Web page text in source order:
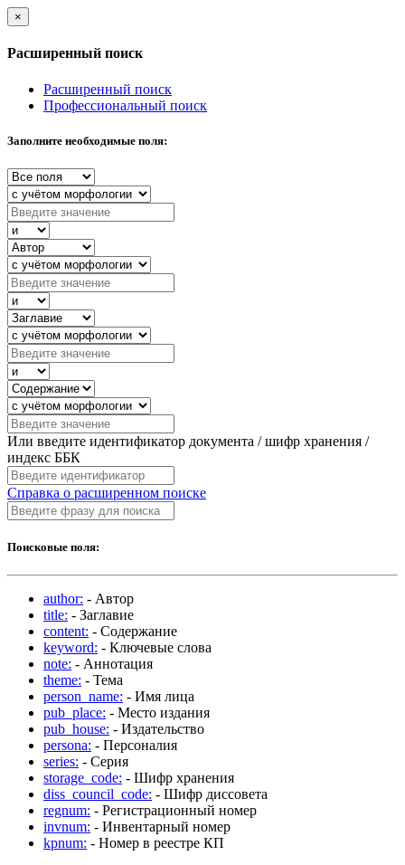
×
Расширенный поиск
Расширенный поиск
Профессиональный поиск
Заполните необходимые поля:
Или введите идентификатор документа / шифр хранения /
индекс ББК
Справка о расширенном поиске
Поисковые поля:
author: - Автор
title: - Заглавие
content: - Содержание
keyword: - Ключевые слова
note: - Аннотация
theme: - Тема
person_name: - Имя лица
pub_place: - Место издания
pub_house: - Издательство
persona: - Персоналия
series: - Серия
storage_code: - Шифр хранения
diss_council_code: - Шифр диссовета
regnum: - Регистрационный номер
invnum: - Инвентарный номер
kpnum: - Номер в реестре КП